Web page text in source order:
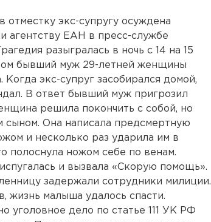
отместку экс-супругу осуждена
агентству ЕАН в пресс-службе
разыгралась в ночь с 14 на 15
бывший муж 29-летней женщины
экс-супруг засобирался домой,
В ответ бывший муж пригрозил
решила покончить с собой, но
сыном. Она написала предсмертную
и несколько раз ударила им в
полоснула ножом себе по венам.
и вызвала «Скорую помощь».
задержали сотрудники милиции.
жизнь малыша удалось спасти.
уголовное дело по статье 111 УК РФ